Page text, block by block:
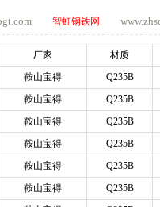
智虹钢铁网
厂家
材质
鞍山宝得
Q235B
鞍山宝得
Q235B
鞍山宝得
Q235B
鞍山宝得
Q235B
鞍山宝得
Q235B
鞍山宝得
Q235B